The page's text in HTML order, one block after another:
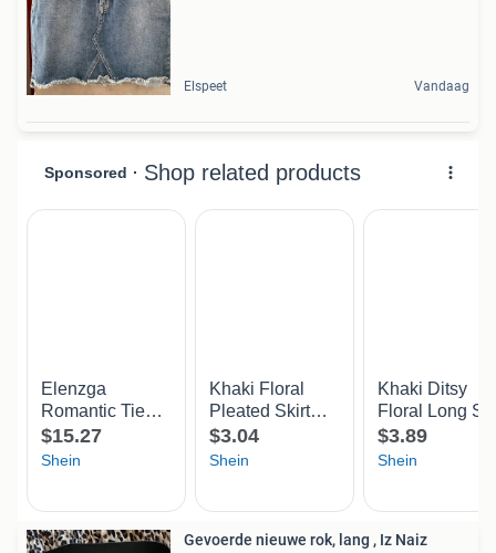
Elspeet Vandaag
Gevoerde nieuwe rok, lang , Iz Naiz